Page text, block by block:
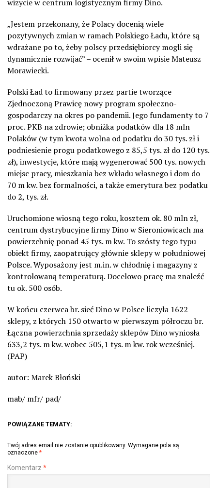
wizycie w centrum logistycznym firmy Dino.
„Jestem przekonany, że Polacy docenią wiele
pozytywnych zmian w ramach Polskiego Ładu, które są
wdrażane po to, żeby polscy przedsiębiorcy mogli się
dynamicznie rozwijać” – ocenił w swoim wpisie Mateusz
Morawiecki.
Polski Ład to firmowany przez partie tworzące
Zjednoczoną Prawicę nowy program społeczno-
gospodarczy na okres po pandemii. Jego fundamenty to 7
proc. PKB na zdrowie; obniżka podatków dla 18 mln
Polaków (w tym kwota wolna od podatku do 30 tys. zł i
podniesienie progu podatkowego z 85,5 tys. zł do 120 tys.
zł), inwestycje, które mają wygenerować 500 tys. nowych
miejsc pracy, mieszkania bez wkładu własnego i dom do
70 m kw. bez formalności, a także emerytura bez podatku
do 2, tys. zł.
Uruchomione wiosną tego roku, kosztem ok. 80 mln zł,
centrum dystrybucyjne firmy Dino w Sieroniowicach ma
powierzchnię ponad 45 tys. m kw. To szósty tego typu
obiekt firmy, zaopatrujący głównie sklepy w południowej
Polsce. Wyposażony jest m.in. w chłodnię i magazyny z
kontrolowaną temperaturą. Docelowo pracę ma znaleźć
tu ok. 500 osób.
W końcu czerwca br. sieć Dino w Polsce liczyła 1622
sklepy, z których 150 otwarto w pierwszym półroczu br.
Łączna powierzchnia sprzedaży sklepów Dino wyniosła
633,2 tys. m kw. wobec 505,1 tys. m kw. rok wcześniej.
(PAP)
autor: Marek Błoński
mab/ mfr/ pad/
POWIĄZANE TEMATY:
Twój adres email nie zostanie opublikowany. Wymagane pola są
oznaczone *
Komentarz *